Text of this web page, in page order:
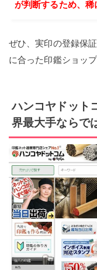
が判断するため、稀
ぜひ、実印の登録保
に合った印鑑ショッ
ハンコヤドット
界最大手ならで